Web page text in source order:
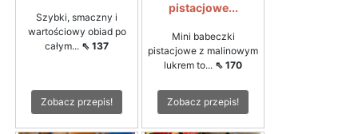
Szybki, smaczny i
wartościowy obiad po
całym... ⇖ 137
Zobacz przepis!
pistacjowe...
Mini babeczki
pistacjowe z malinowym
lukrem to... ⇖ 170
Zobacz przepis!